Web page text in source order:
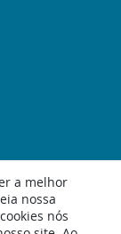
a melhor
nossa
nós